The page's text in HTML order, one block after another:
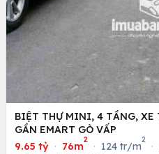
BIỆT THỰ MINI, 4 TẦNG, XE
GẦN EMART GÒ VẤP
9.65 tỷ · 76m
2
· 124 tr/m
2
·